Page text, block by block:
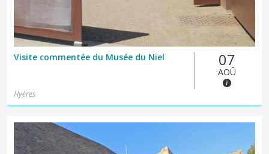
Visite commentée du Musée du Niel 07
AOÛ
Hyères